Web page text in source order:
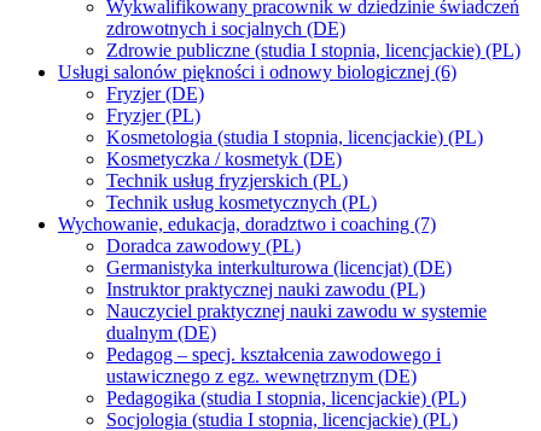
Wykwalifikowany pracownik w dziedzinie świadczeń
zdrowotnych i socjalnych (DE)
Zdrowie publiczne (studia I stopnia, licencjackie) (PL)
Usługi salonów piękności i odnowy biologicznej (6)
Fryzjer (DE)
Fryzjer (PL)
Kosmetologia (studia I stopnia, licencjackie) (PL)
Kosmetyczka / kosmetyk (DE)
Technik usług fryzjerskich (PL)
Technik usług kosmetycznych (PL)
Wychowanie, edukacja, doradztwo i coaching (7)
Doradca zawodowy (PL)
Germanistyka interkulturowa (licencjat) (DE)
Instruktor praktycznej nauki zawodu (PL)
Nauczyciel praktycznej nauki zawodu w systemie
dualnym (DE)
Pedagog – specj. kształcenia zawodowego i
ustawicznego z egz. wewnętrznym (DE)
Pedagogika (studia I stopnia, licencjackie) (PL)
Socjologia (studia I stopnia, licencjackie) (PL)